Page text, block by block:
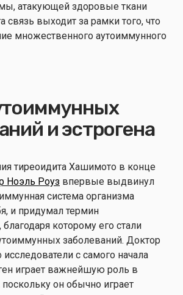
атакующей здоровые ткани
связь выходит за рамки того, что
множественного аутоиммунного
и эстрогена
тиреоидита Хашимото в конце
Ноэль Роуз впервые выдвинул
система организма
и придумал термин
которому его стали
заболеваний. Доктор
исследователи с самого начала
играет важнейшую роль в
поскольку он обычно играет